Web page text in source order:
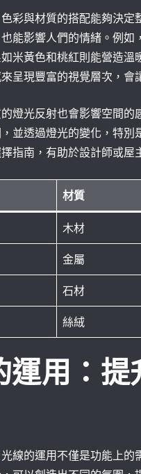
彩與材質的搭配能夠決
能影響人們的情緒。例
米黃色和桃紅則能營造溫
呈現豐富的視覺層次，會
燈光反射也會影響空間
並透過燈光的變化，特
指南，有助於設計師或屋
材質
木材
金屬
石材
絲絨
運用：
線的運用不僅是功能上的